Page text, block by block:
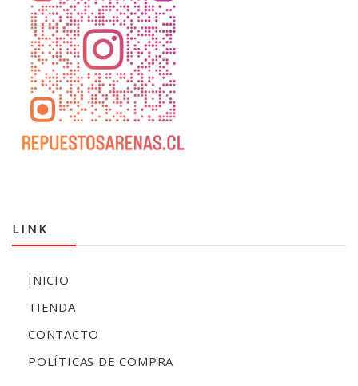
LINK
INICIO
TIENDA
CONTACTO
POLÍTICAS DE COMPRA